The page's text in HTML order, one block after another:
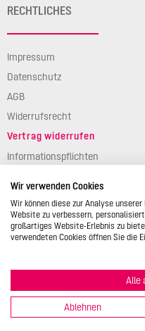
RECHTLICHES
Impressum
Datenschutz
AGB
Widerrufsrecht
Vertrag widerrufen
Informationspflichten
© 2026 STÄDTER GmbH • Am
Deutschland •
Wir verwenden Cookies
Wir können diese zur Analyse
Website zu verbessern,
großartiges Website-Erlebnis zu
verwendeten Cookies öffnen Sie die
Alle
Ablehnen